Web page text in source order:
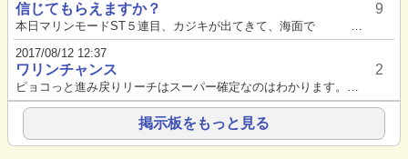
信じてもらえますか？
本日マリンモードST５連目、カジキが出てきて、海面で ４４４ その後スルー何事もなかったかのように次回転へ・・・・...
9
2017/08/12 12:37
ワリンチャンス
ピョコっと進み戻りリーチはスーパー確定なのはわかります。ワリンチャンスも滑りからの突入あるんですね。本日体験しました。以...
2
掲示板をもっと見る